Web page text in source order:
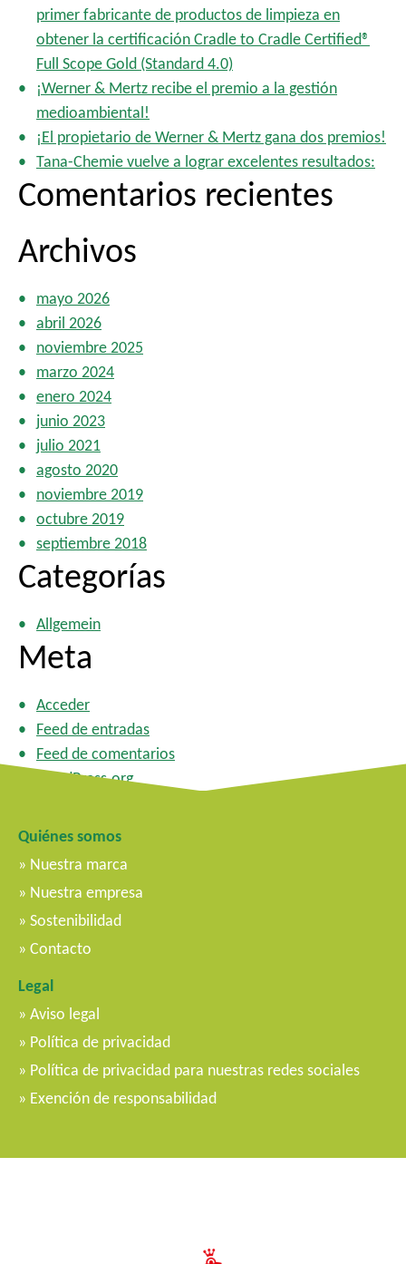
primer fabricante de productos de limpieza en
obtener la certificación Cradle to Cradle Certified®
Full Scope Gold (Standard 4.0)
¡Werner & Mertz recibe el premio a la gestión
medioambiental!
¡El propietario de Werner & Mertz gana dos premios!
Tana-Chemie vuelve a lograr excelentes resultados:
Comentarios recientes
Archivos
mayo 2026
abril 2026
noviembre 2025
marzo 2024
enero 2024
junio 2023
julio 2021
agosto 2020
noviembre 2019
octubre 2019
septiembre 2018
Categorías
Allgemein
Meta
Acceder
Feed de entradas
Feed de comentarios
WordPress.org
Quiénes somos
Nuestra marca
Nuestra empresa
Sostenibilidad
Contacto
Legal
Aviso legal
Política de privacidad
Política de privacidad para nuestras redes sociales
Exención de responsabilidad